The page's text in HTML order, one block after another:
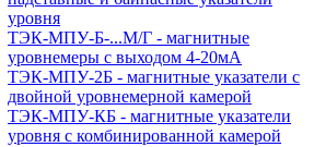
уровня
ТЭК-МПУ-Б-...М/Г - магнитные
уровнемеры с выходом 4-20мА
ТЭК-МПУ-2Б - магнитные указатели с
двойной уровнемерной камерой
ТЭК-МПУ-КБ - магнитные указатели
уровня с комбинированной камерой